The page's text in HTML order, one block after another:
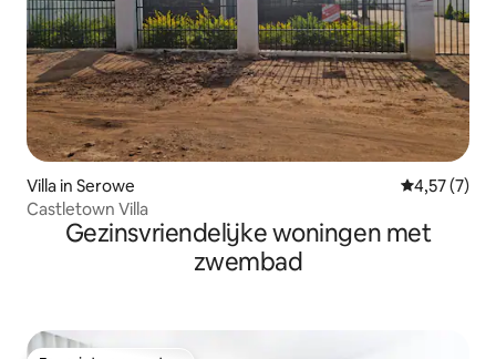
Villa in Serowe
4,57 (7)
Castletown Villa
Gezinsvriendelijke woningen met
zwembad